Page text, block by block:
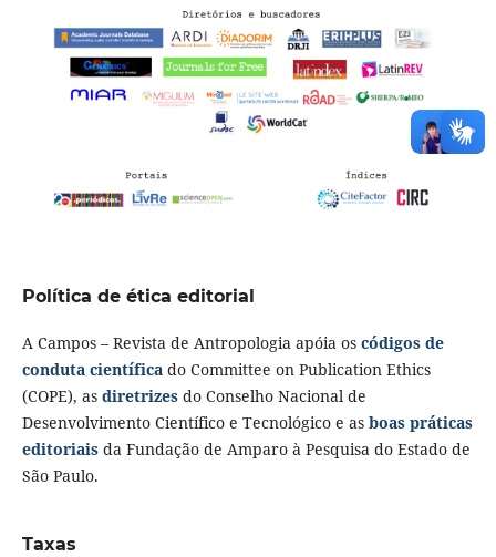
Política de ética editorial
A Campos – Revista de Antropologia apóia oscódigos de
conduta científicado Committee on Publication Ethics
(COPE), as diretrizes do Conselho Nacional de
Desenvolvimento Científico e Tecnológico e as boas práticas
editoriaisda Fundação de Amparo à Pesquisa do Estado de
São Paulo.
Taxas